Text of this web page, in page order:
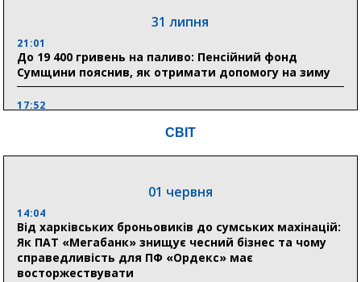
31 липня
21:01
До 19 400 гривень на паливо: Пенсійний фонд
Сумщини пояснив, як отримати допомогу на зиму
17:52
Пенсійному фонді Сумщини пояснили, що робити
Артем Кобзар вручив родинам 20 полеглих Героїв
відзнаки «Почесного громадянина міста Суми»
30 липня
СВІТ
01 червня
14:04
Від харківських броньовиків до сумських махінацій:
Як ПАТ «Мегабанк» знищує чесний бізнес та чому
справедливість для ПФ «Ордекс» має
восторжествувати